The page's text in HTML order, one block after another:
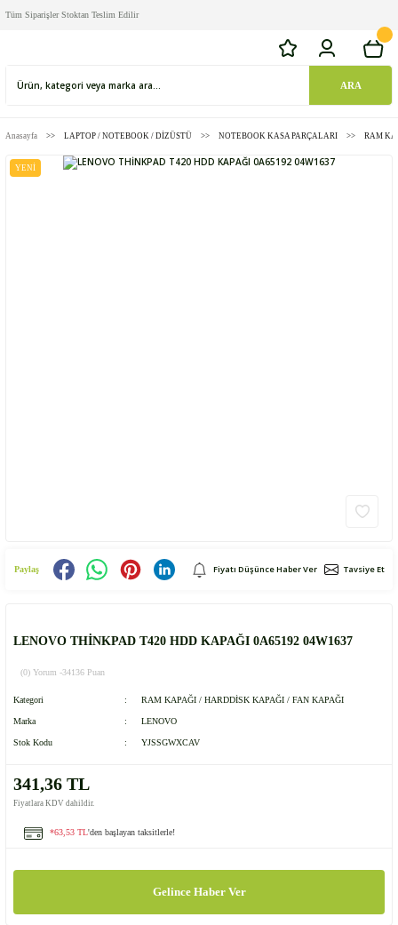
Tüm Siparişler Stoktan Teslim Edilir
ARA
Anasayfa LAPTOP / NOTEBOOK / DİZÜSTÜ NOTEBOOK KASA PARÇALARI RAM
YENİ
Paylaş Fiyatı Düşünce Haber Ver Tavsiye Et
LENOVO THİNKPAD T420 HDD KAPAĞI 0A65192 04W1637
(0) Yorum -34136 Puan
Kategori RAM KAPAĞI / HARDDİSK KAPAĞI / FAN KAPAĞI
Marka LENOVO
Stok Kodu YJSSGWXCAV
341,36 TL
Fiyatlara KDV dahildir.
*63,53 TL'den başlayan taksitlerle!
Gelince Haber Ver